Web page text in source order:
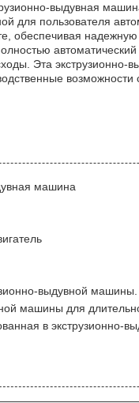
выдувная
для пользователя
обеспечивая
Эта
машина
выдувной машины.
машины для
в экструзионно-